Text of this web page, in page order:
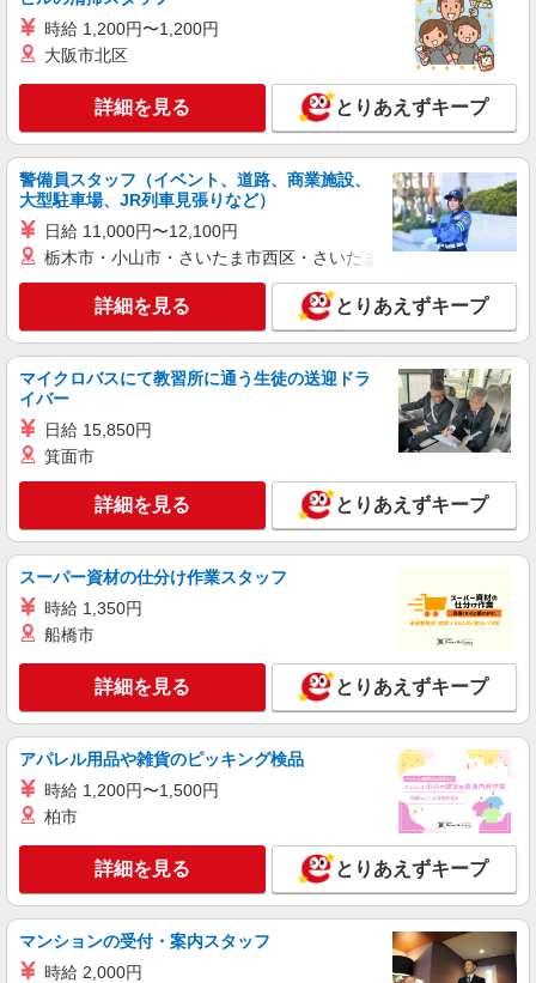
【正社員】月給240,000〜400,000円 ・基本
給：200,000円〜220,000円 ・資格手当：10,000〜
30,000円 ・役職手当：10,000〜70,000円 ・処遇改
善手当：20,000〜60,000円（勤続年数、保有資格
により変動） ・固定残業手当：20,000円（10時
間） ※固定残業時間を超過する場合には超過勤務
手当として別途支給 ・夜勤手当：10,000円/1回
（上記給与とは別に支給） 下記資格をお持ちの方
歓迎 ・認知症介護基礎研修 ・初任者研修 ・実務
者研修 ・介護福祉士 など
キープ 詳細を見る
ケアハウス西尾久/1380000045-013
介護職員（ヘルパー）（介護助手）
月給208,000円
キープ 詳細を見る
派遣社員
株式会社kotrio /●SW-H1-1981716
西日暮里駅｜リハビリ補助などのデイサービス
時給1550円〜2312円 ＜日払い有/週払い有/交
通費全支給(ガソリン代含む)＞
荒川区西日暮里 ほか区内多数
キープ 詳細を見る
株式会社トラストグロース 新宿本社 第1営業部
住宅型有料老人ホームでの夜専介護士
1夜勤：27000円〜32000円 ※資格や経験など
による
東京都荒川区
詳細を見る
派遣社員
株式会社トラストグロース 新宿本社 第1営業部
グループホーム・ショートステイでの介護士
時給：無資格者1226円〜/初任者1400円〜/実務
時給 1,200円〜1,200円
大阪市北区
詳細を見る とりあえずキープ
警備員スタッフ（イベント、道路、商業施設、
大型駐車場、JR列車見張りなど）
日給 11,000円〜12,100円
栃木市・小山市・さいたま市西区・さいたま市岩槻区・久喜市・
詳細を見る とりあえずキープ
マイクロバスにて教習所に通う生徒の送迎ドラ
イバー
日給 15,850円
箕面市
詳細を見る とりあえずキープ
スーパー資材の仕分け作業スタッフ
時給 1,350円
船橋市
詳細を見る とりあえずキープ
アパレル用品や雑貨のピッキング検品
時給 1,200円〜1,500円
柏市
詳細を見る とりあえずキープ
マンションの受付・案内スタッフ
時給 2,000円